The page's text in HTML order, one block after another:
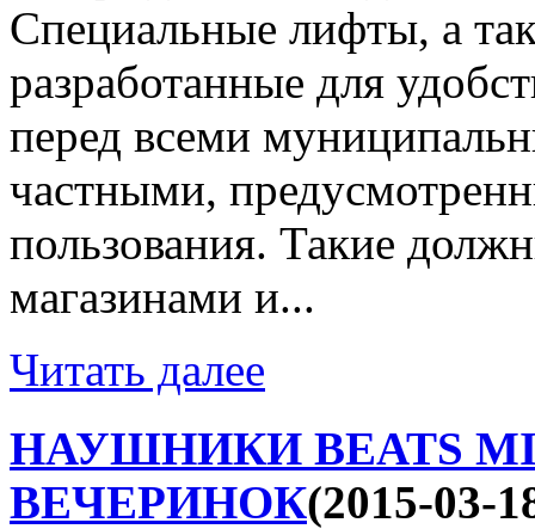
Специальные лифты, а
разработанные для
перед всеми
частными,
пользования. Такие
магазинами и...
Читать далее
НАУШНИКИ BEATS
ВЕЧЕРИНОК(2015-03-